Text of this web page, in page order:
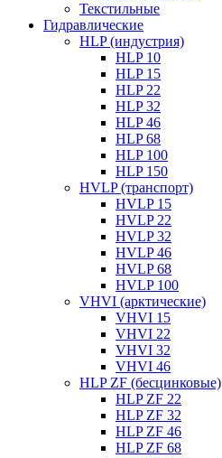
Текстильные
Гидравлические
HLP (индустрия)
HLP 10
HLP 15
HLP 22
HLP 32
HLP 46
HLP 68
HLP 100
HLP 150
HVLP (транспорт)
HVLP 15
HVLP 22
HVLP 32
HVLP 46
HVLP 68
HVLP 100
VHVI (арктические)
VHVI 15
VHVI 22
VHVI 32
VHVI 46
HLP ZF (бесцинковые)
HLP ZF 22
HLP ZF 32
HLP ZF 46
HLP ZF 68